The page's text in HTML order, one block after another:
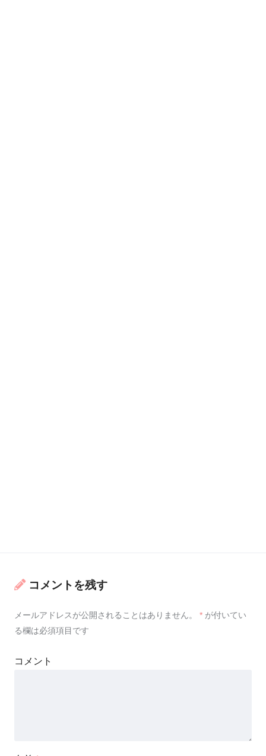
コメントを残す
メールアドレスが公開されることはありません。 * が付いてい
る欄は必須項目です
コメント